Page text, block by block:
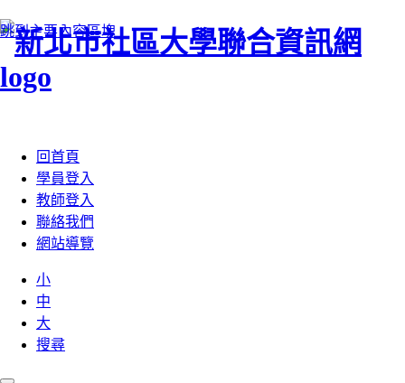
跳到主要內容區塊
回首頁
學員登入
教師登入
聯絡我們
網站導覽
小
中
大
搜尋